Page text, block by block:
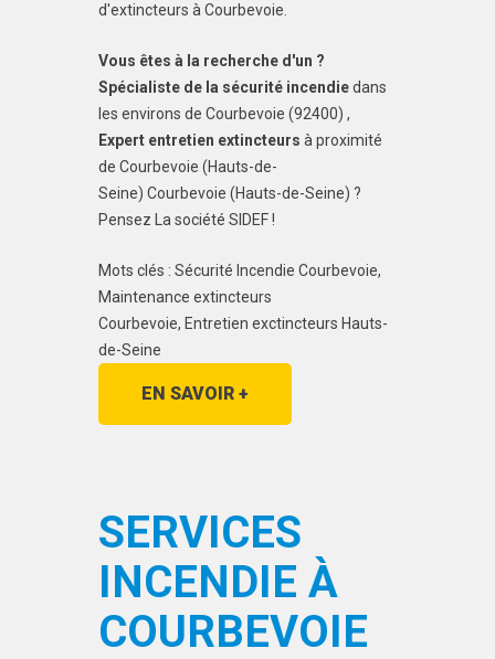
d'extincteurs à Courbevoie.
Vous êtes à la recherche d'un ?
Spécialiste de la sécurité incendiedans
les environs de Courbevoie (92400) ,
Expert entretien extincteurs à proximité
de Courbevoie (Hauts-de-
Seine) Courbevoie (Hauts-de-Seine) ?
Pensez La société SIDEF !
Mots clés : Sécurité Incendie Courbevoie,
Maintenance extincteurs
Courbevoie, Entretien exctincteurs Hauts-
de-Seine
EN SAVOIR +
SERVICES
INCENDIE À
COURBEVOIE